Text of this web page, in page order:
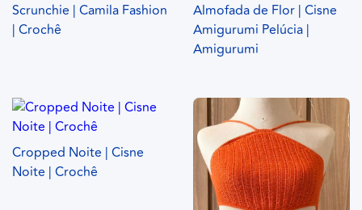
Scrunchie | Camila Fashion
| Crochê
Almofada de Flor | Cisne
Amigurumi Pelúcia |
Amigurumi
Cropped Noite | Cisne
Noite | Crochê